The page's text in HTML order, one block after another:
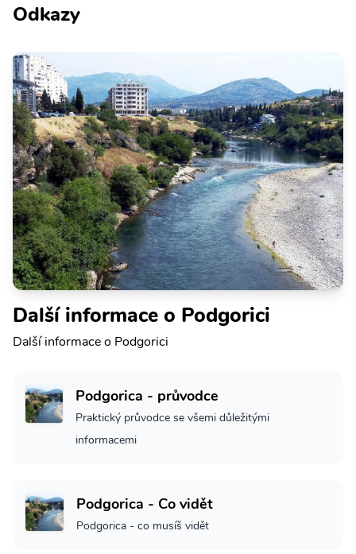
Odkazy
Další informace o Podgorici
Další informace o Podgorici
Podgorica - průvodce
Praktický průvodce se všemi důležitými
informacemi
Podgorica - Co vidět
Podgorica - co musíš vidět